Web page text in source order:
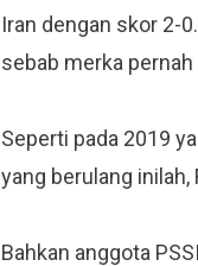
Iran dengan skor 2-
sebab merka
Seperti pada 2019
yang berulang
Bahkan anggota